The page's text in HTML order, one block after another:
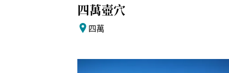
四萬壺穴
四萬